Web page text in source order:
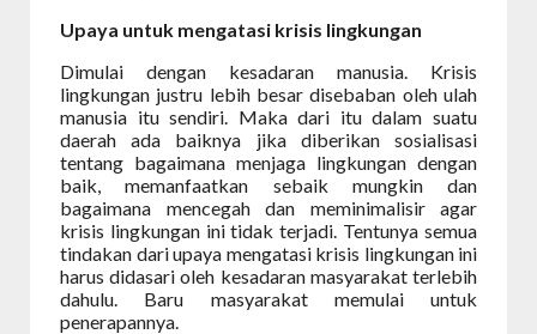
Upaya untuk mengatasi krisis lingkungan
Dimulai dengan kesadaran manusia. Krisis
lingkungan justru lebih besar disebaban oleh ulah
manusia itu sendiri. Maka dari itu dalam suatu
daerah ada baiknya jika diberikan sosialisasi
tentang bagaimana menjaga lingkungan dengan
baik, memanfaatkan sebaik mungkin dan
bagaimana mencegah dan meminimalisir agar
krisis lingkungan ini tidak terjadi. Tentunya semua
tindakan dari upaya mengatasi krisis lingkungan ini
harus didasari oleh kesadaran masyarakat terlebih
dahulu. Baru masyarakat memulai untuk
penerapannya.